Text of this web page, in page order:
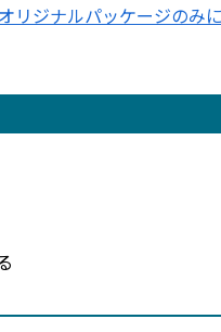
ジナルパッケージのみに